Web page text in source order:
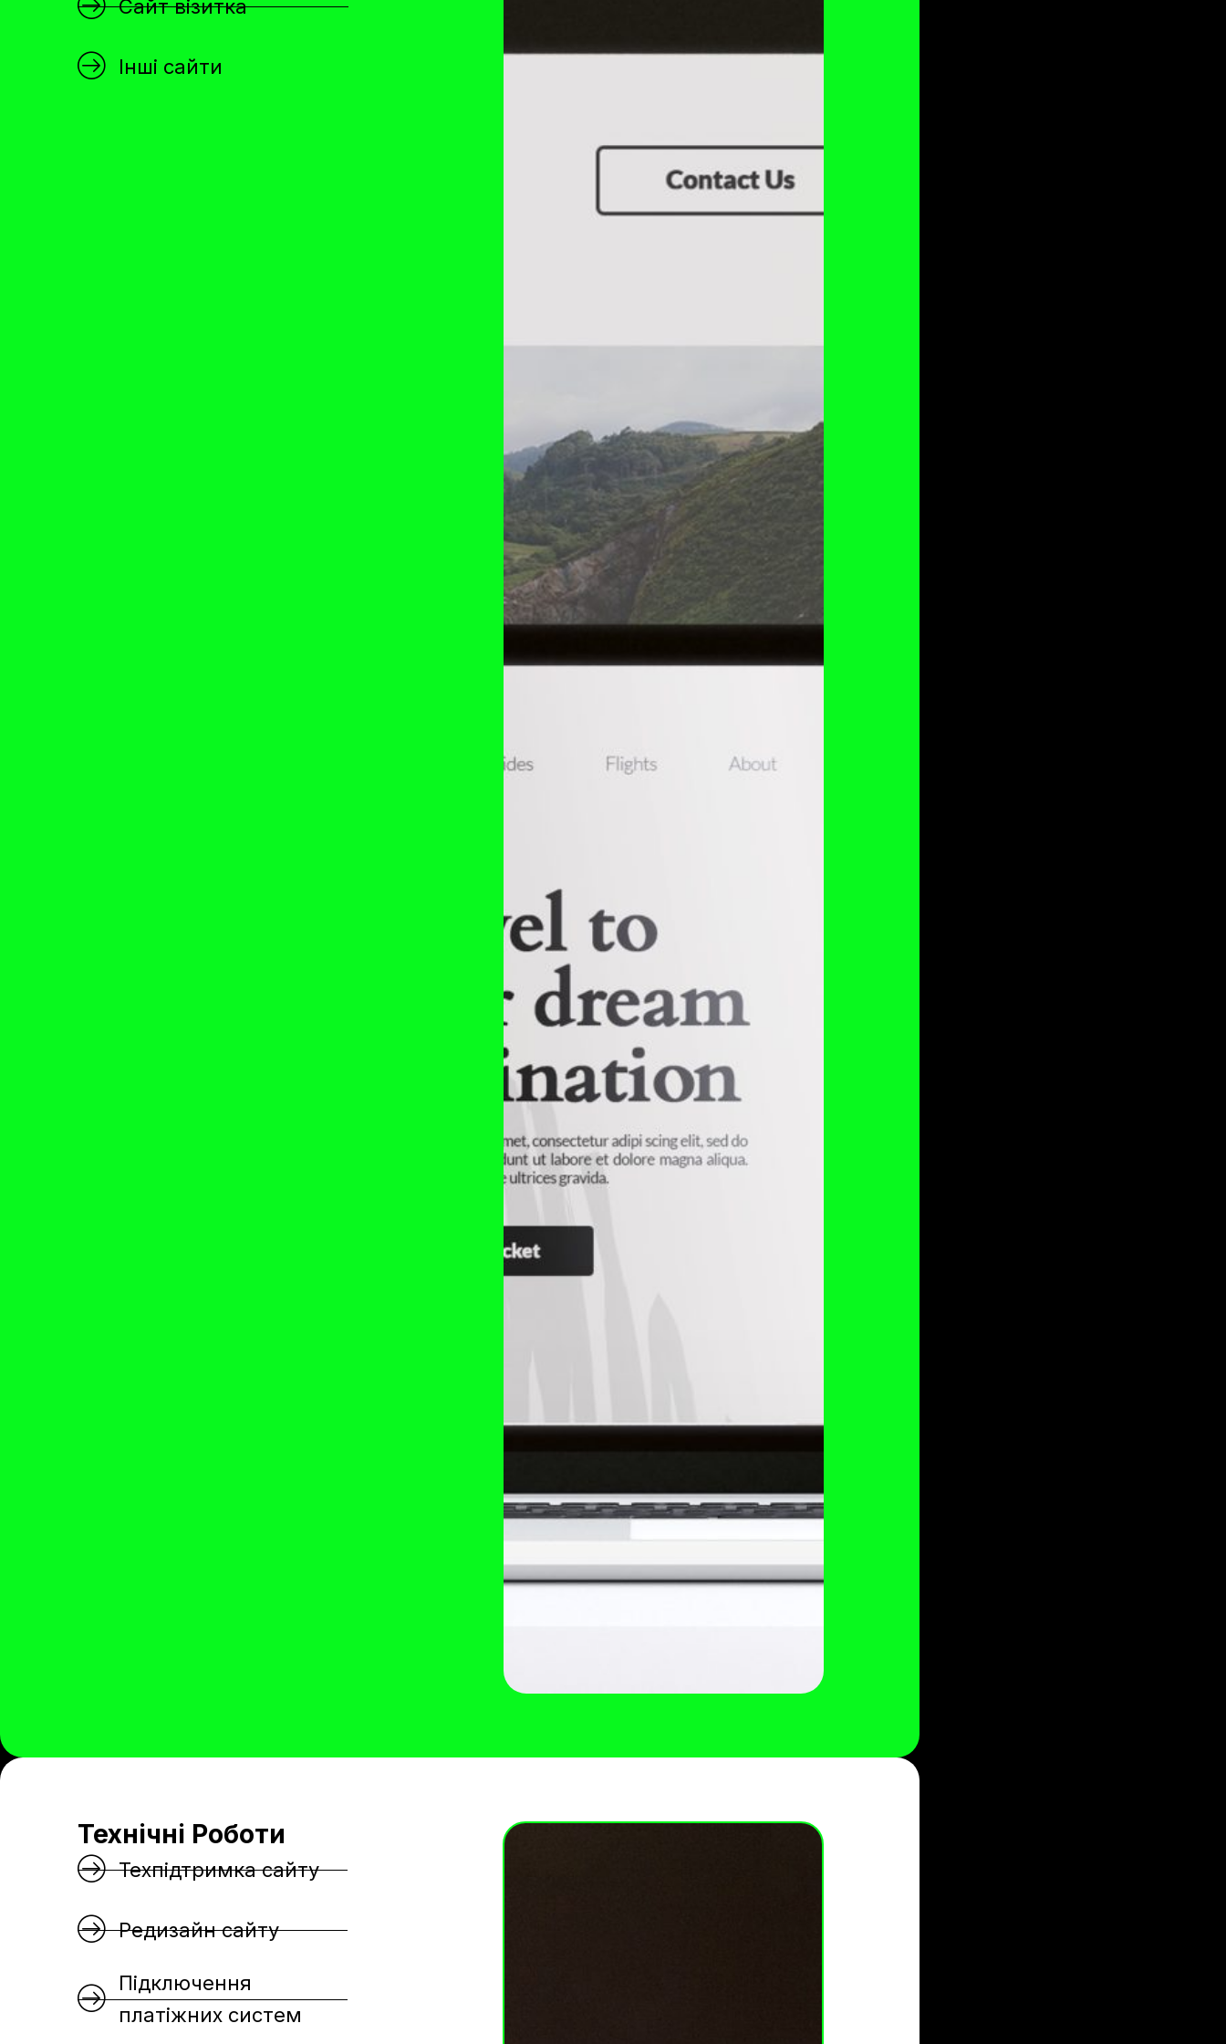
Сайт візитка
Інші сайти
Технічні Роботи
Техпідтримка сайту
Редизайн сайту
Підключення
платіжних систем